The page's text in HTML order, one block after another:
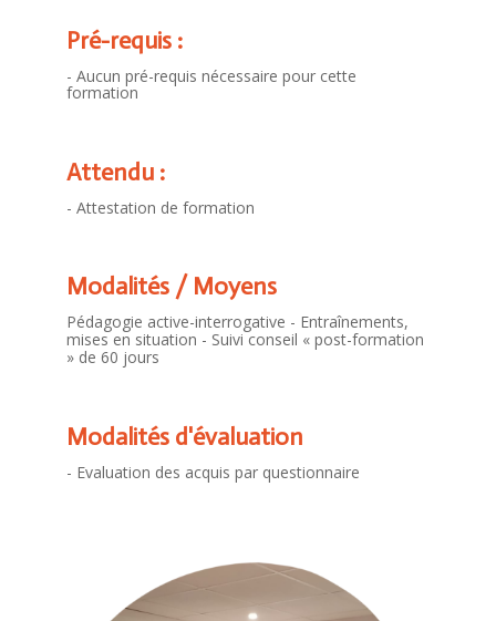
Pré-requis :
- Aucun pré-requis nécessaire pour cette
formation
Attendu :
- Attestation de formation
Modalités / Moyens
Pédagogie active-interrogative - Entraînements,
mises en situation - Suivi conseil « post-formation
» de 60 jours
Modalités d'évaluation
- Evaluation des acquis par questionnaire